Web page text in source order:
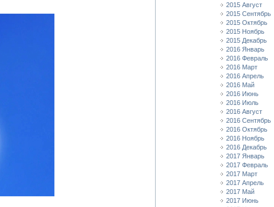
2015 Август
2015 Сентябрь
2015 Октябрь
2015 Ноябрь
2015 Декабрь
2016 Январь
2016 Февраль
2016 Март
2016 Апрель
2016 Май
2016 Июнь
2016 Июль
2016 Август
2016 Сентябрь
2016 Октябрь
2016 Ноябрь
2016 Декабрь
2017 Январь
2017 Февраль
2017 Март
2017 Апрель
2017 Май
2017 Июнь